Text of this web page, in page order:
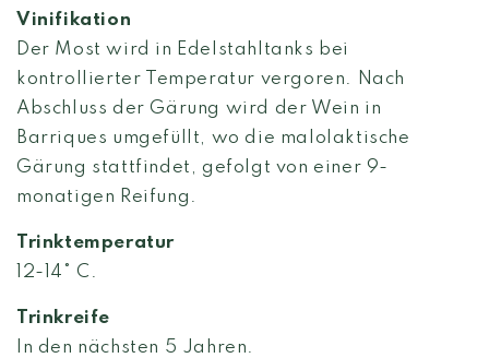
Vinifikation
Der Most wird in Edelstahltanks bei
kontrollierter Temperatur vergoren. Nach
Abschluss der Gärung wird der Wein in
Barriques umgefüllt, wo die malolaktische
Gärung stattfindet, gefolgt von einer 9-
monatigen Reifung.
Trinktemperatur
12-14° C.
Trinkreife
In den nächsten 5 Jahren.